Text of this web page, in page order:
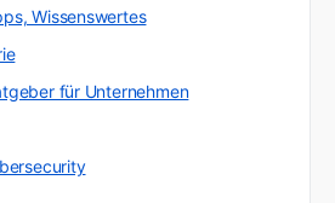
Wissenswertes
für Unternehmen